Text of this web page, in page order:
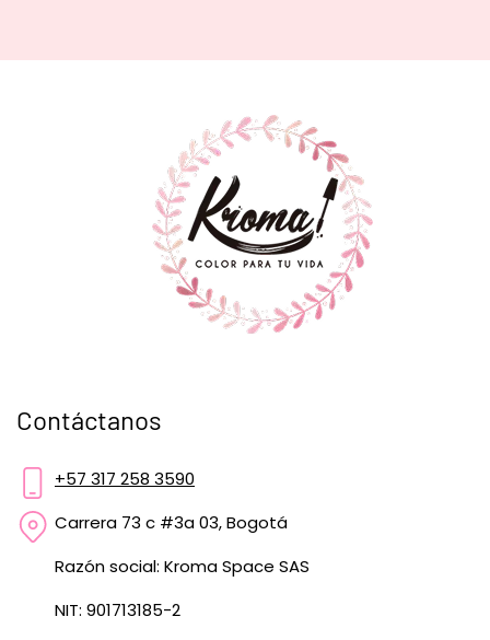
Contáctanos
+57 317 258 3590
Carrera 73 c #3a 03, Bogotá
Razón social: Kroma Space SAS
NIT: 901713185-2